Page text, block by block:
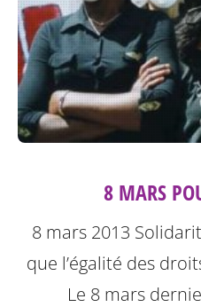
8 MARS
8 mars 2013
que l’égalité des
Le 8 mars